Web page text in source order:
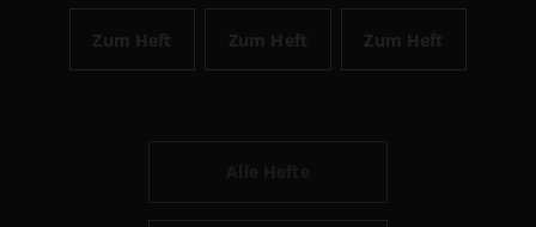
Zum Heft Zum Heft Zum Heft